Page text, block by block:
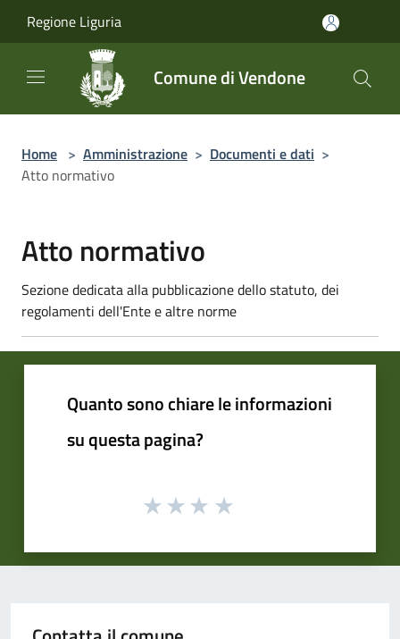
Regione Liguria
Comune di Vendone
Home > Amministrazione > Documenti e dati >
Atto normativo
Atto normativo
Sezione dedicata alla pubblicazione dello statuto, dei
regolamenti dell'Ente e altre norme
Quanto sono chiare le informazioni
su questa pagina?